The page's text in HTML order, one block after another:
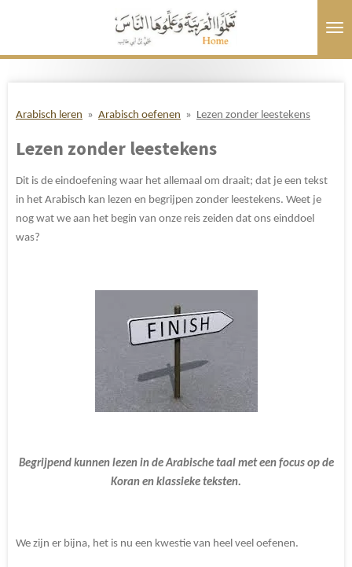
naar
Arabisch leren » Arabisch oefenen » Lezen zonder leestekens
Lezen zonder leestekens
Dit is de eindoefening waar het allemaal om draait; dat je een tekst
in het Arabisch kan lezen en begrijpen zonder leestekens. Weet je
nog wat we aan het begin van onze reis zeiden dat ons einddoel
was?
Begrijpend kunnen lezen in de Arabische taal met een focus op de
Koran en klassieke teksten.
We zijn er bijna, het is nu een kwestie van heel veel oefenen.